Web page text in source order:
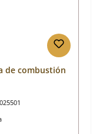
de combustión